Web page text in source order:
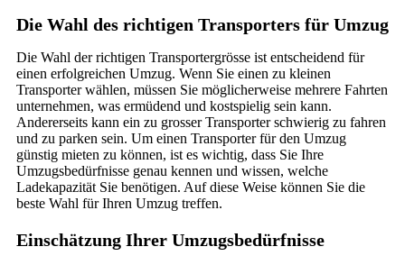
Die Wahl des richtigen Transporters für Umzug
Die Wahl der richtigen Transportergrösse ist entscheidend für
einen erfolgreichen Umzug. Wenn Sie einen zu kleinen
Transporter wählen, müssen Sie möglicherweise mehrere Fahrten
unternehmen, was ermüdend und kostspielig sein kann.
Andererseits kann ein zu grosser Transporter schwierig zu fahren
und zu parken sein. Um einen Transporter für den Umzug
günstig mieten zu können, ist es wichtig, dass Sie Ihre
Umzugsbedürfnisse genau kennen und wissen, welche
Ladekapazität Sie benötigen. Auf diese Weise können Sie die
beste Wahl für Ihren Umzug treffen.
Einschätzung Ihrer Umzugsbedürfnisse